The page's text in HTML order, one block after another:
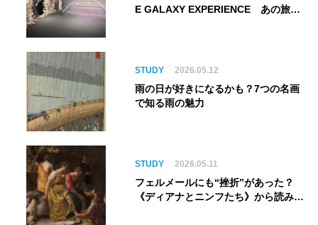
E GALAXY EXPERIENCE あの旅
ム】
STUDY 2026.05.12
雨の日が好きになるかも？7つの名画
で知る雨の魅力
STUDY 2026.05.11
フェルメールにも“挫折”があった？
《ディアナとニンフたち》から読み解